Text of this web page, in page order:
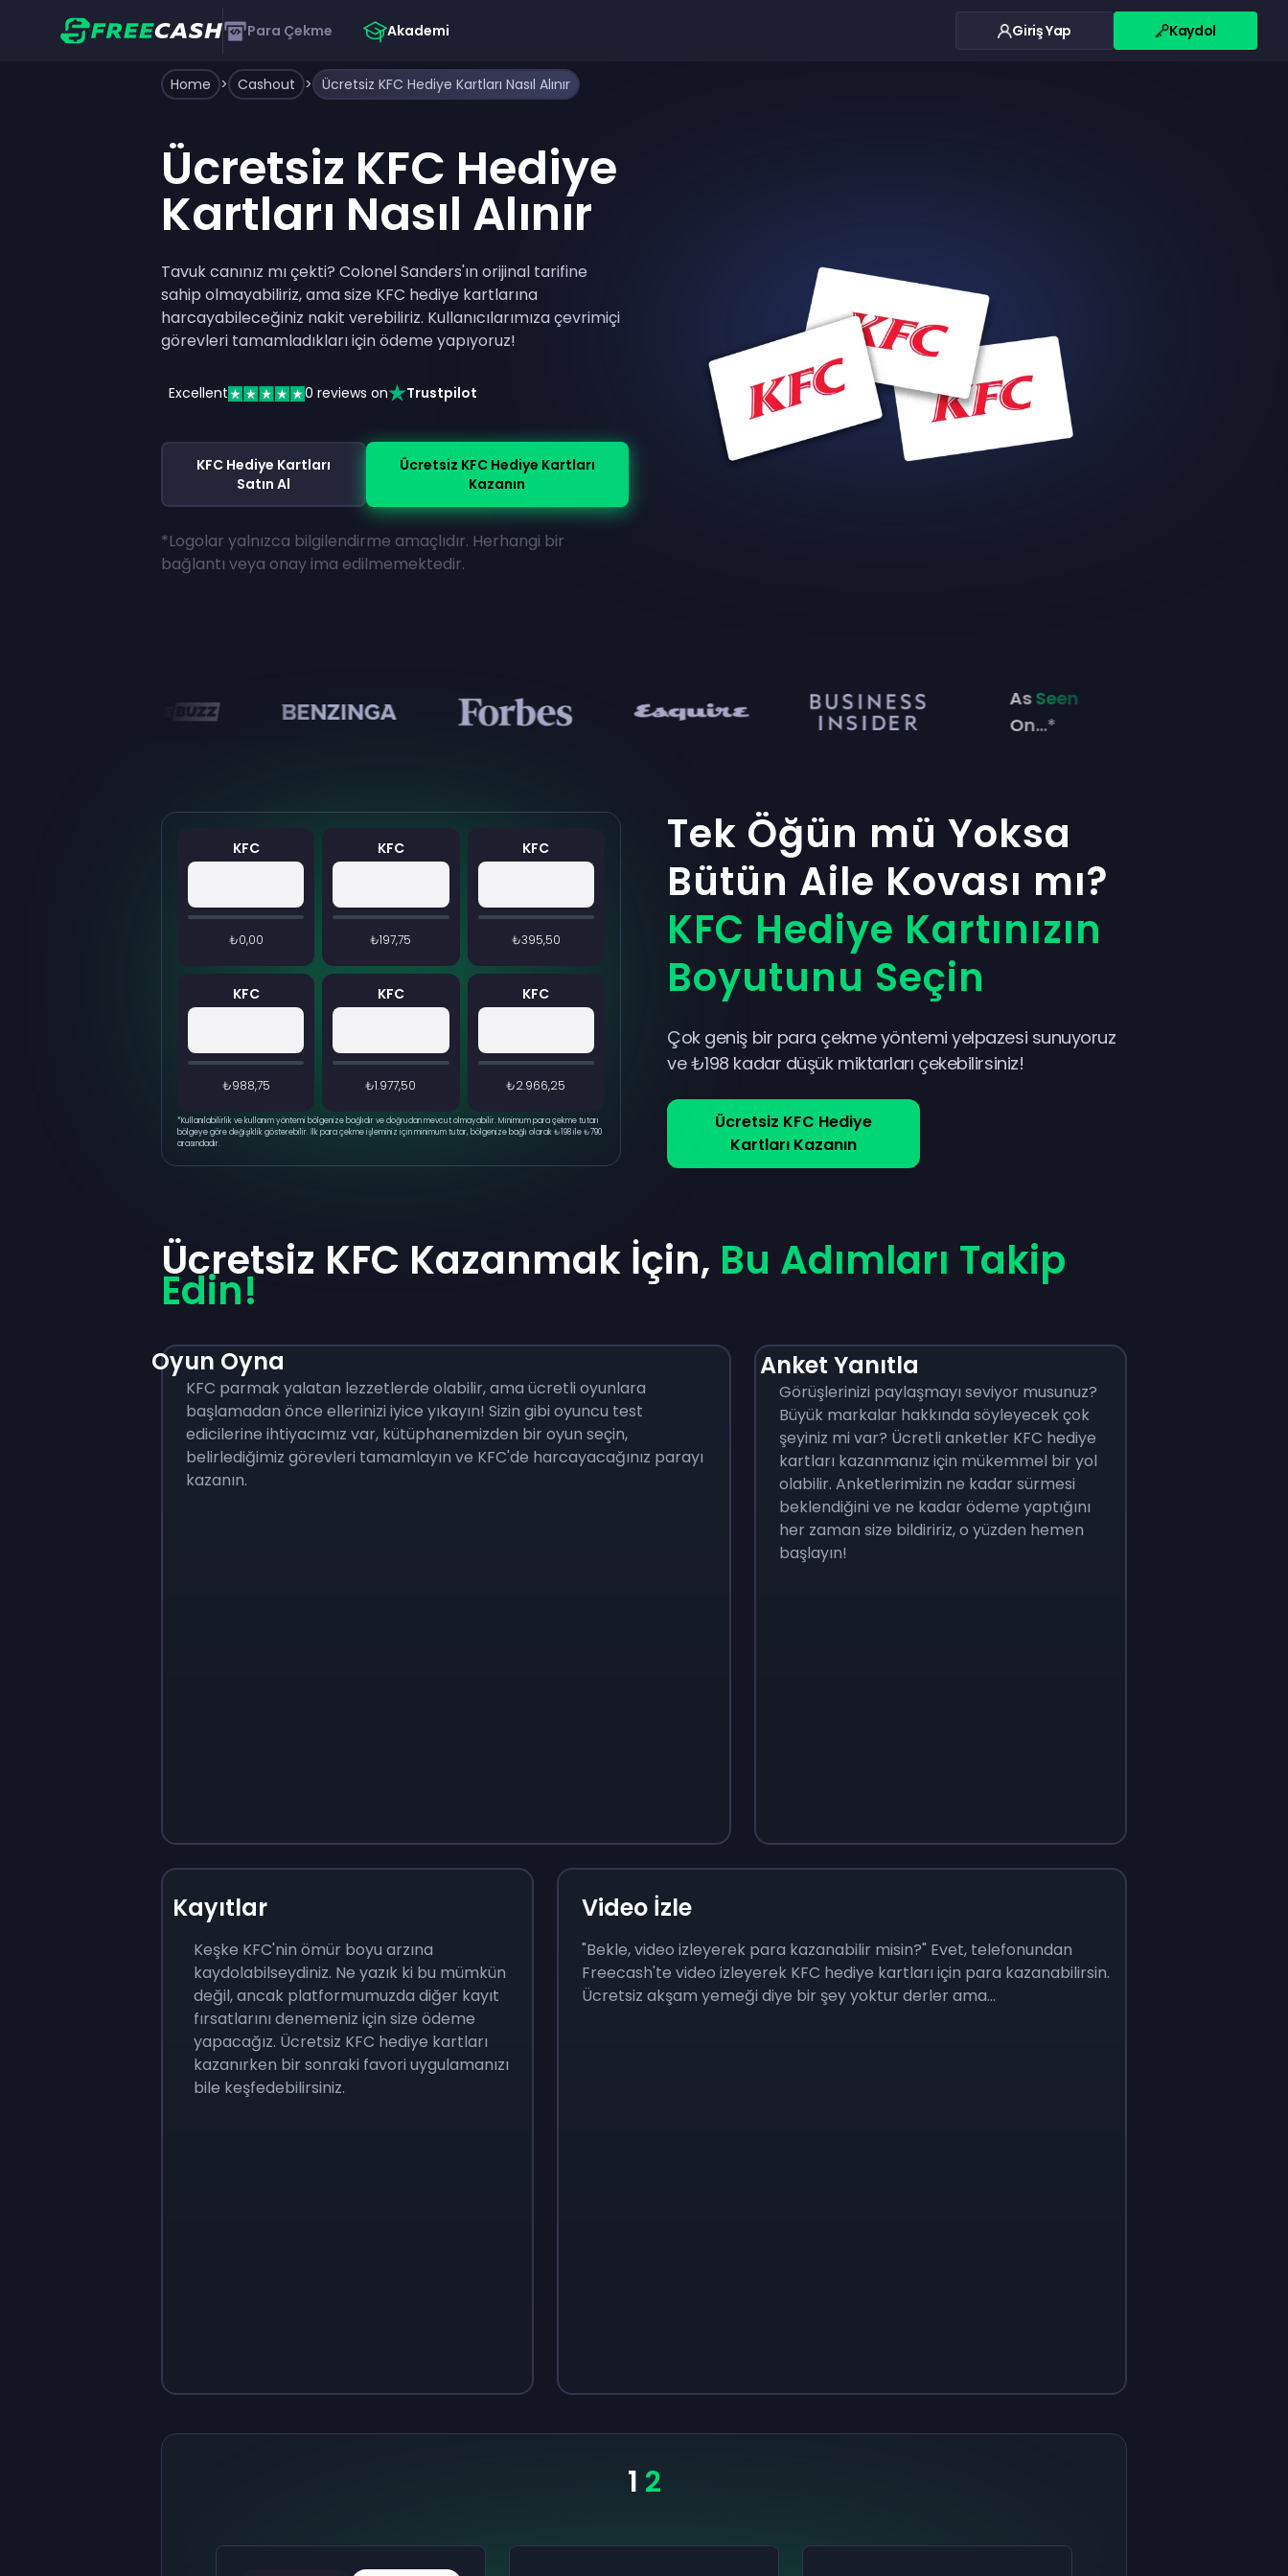
Para Çekme Akademi Giriş Yap Kaydol
Home > Cashout > Ücretsiz KFC Hediye Kartları Nasıl Alınır
Ücretsiz KFC Hediye
Kartları Nasıl Alınır
Tavuk canınız mı çekti? Colonel Sanders'ın orijinal tarifine
sahip olmayabiliriz, ama size KFC hediye kartlarına
harcayabileceğiniz nakit verebiliriz. Kullanıcılarımıza çevrimiçi
görevleri tamamladıkları için ödeme yapıyoruz!
Excellent 0 reviews on Trustpilot
KFC Hediye Kartları
Satın Al
Ücretsiz KFC Hediye Kartları
Kazanın
*Logolar yalnızca bilgilendirme amaçlıdır. Herhangi bir
bağlantı veya onay ima edilmemektedir.
AsSeen
On...*
KFC
₺0,00
KFC
₺197,75
KFC
₺395,50
KFC
₺988,75
KFC
₺1.977,50
KFC
₺2.966,25
*Kullanılabilirlik ve kullanım yöntemi bölgenize bağlıdır ve doğrudan mevcut olmayabilir. Minimum para çekme tutarı
bölgeye göre değişiklik gösterebilir. İlk para çekme işleminiz için minimum tutar, bölgenize bağlı olarak ₺198 ile ₺790
arasındadır.
Tek Öğün mü Yoksa
Bütün Aile Kovası mı?
KFC Hediye Kartınızın
Boyutunu Seçin
Çok geniş bir para çekme yöntemi yelpazesi sunuyoruz
ve ₺198 kadar düşük miktarları çekebilirsiniz!
Ücretsiz KFC Hediye
Kartları Kazanın
Ücretsiz KFC Kazanmak İçin, Bu Adımları Takip
Edin!
Oyun Oyna
KFC parmak yalatan lezzetlerde olabilir, ama ücretli oyunlara
başlamadan önce ellerinizi iyice yıkayın! Sizin gibi oyuncu test
edicilerine ihtiyacımız var, kütüphanemizden bir oyun seçin,
belirlediğimiz görevleri tamamlayın ve KFC'de harcayacağınız parayı
kazanın.
Anket Yanıtla
Görüşlerinizi paylaşmayı seviyor musunuz?
Büyük markalar hakkında söyleyecek çok
şeyiniz mi var? Ücretli anketler KFC hediye
kartları kazanmanız için mükemmel bir yol
olabilir. Anketlerimizin ne kadar sürmesi
beklendiğini ve ne kadar ödeme yaptığını
her zaman size bildiririz, o yüzden hemen
başlayın!
Kayıtlar
Keşke KFC'nin ömür boyu arzına
kaydolabilseydiniz. Ne yazık ki bu mümkün
değil, ancak platformumuzda diğer kayıt
fırsatlarını denemeniz için size ödeme
yapacağız. Ücretsiz KFC hediye kartları
kazanırken bir sonraki favori uygulamanızı
bile keşfedebilirsiniz.
Video İzle
"Bekle, video izleyerek para kazanabilir misin?" Evet, telefonundan
Freecash'te video izleyerek KFC hediye kartları için para kazanabilirsin.
Ücretsiz akşam yemeği diye bir şey yoktur derler ama...
1 2